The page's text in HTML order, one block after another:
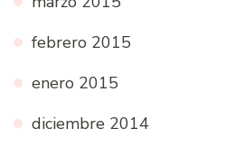
febrero 2015
enero 2015
diciembre 2014